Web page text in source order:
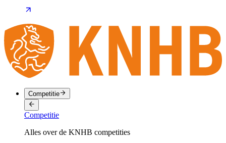
Competitie
Competitie
Alles over de KNHB competities